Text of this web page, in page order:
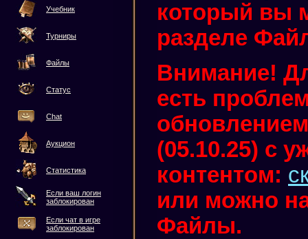
Учебник
Турниры
Файлы
Статус
Chat
Аукцион
Статистика
Если ваш логин
заблокирован
Если чат в игре
заблокирован
который вы
разделе
Внимание!
есть
(05.10.25) с
контентом:
или можно
Файлы.